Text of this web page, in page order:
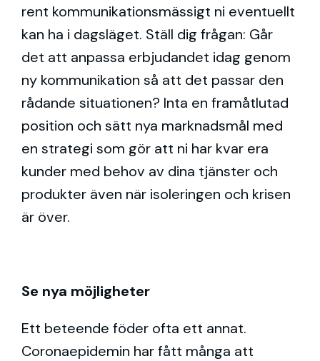
rent kommunikationsmässigt ni eventuellt
kan ha i dagsläget. Ställ dig frågan: Går
det att anpassa erbjudandet idag genom
ny kommunikation så att det passar den
rådande situationen? Inta en framåtlutad
position och sätt nya marknadsmål med
en strategi som gör att ni har kvar era
kunder med behov av dina tjänster och
produkter även när isoleringen och krisen
är över.
Se nya möjligheter
Ett beteende föder ofta ett annat.
Coronaepidemin har fått många att